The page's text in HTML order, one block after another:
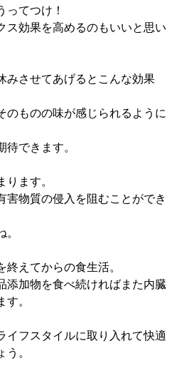
ってつけ！
ス効果を高めるのもいいと思い
みさせてあげるとこんな効果
のものの味が感じられるように
できます。
ます。
害物質の侵入を阻むことができ
えてからの食生活。
添加物を食べ続ければまた内臓
。
イフスタイルに取り入れて快適
。